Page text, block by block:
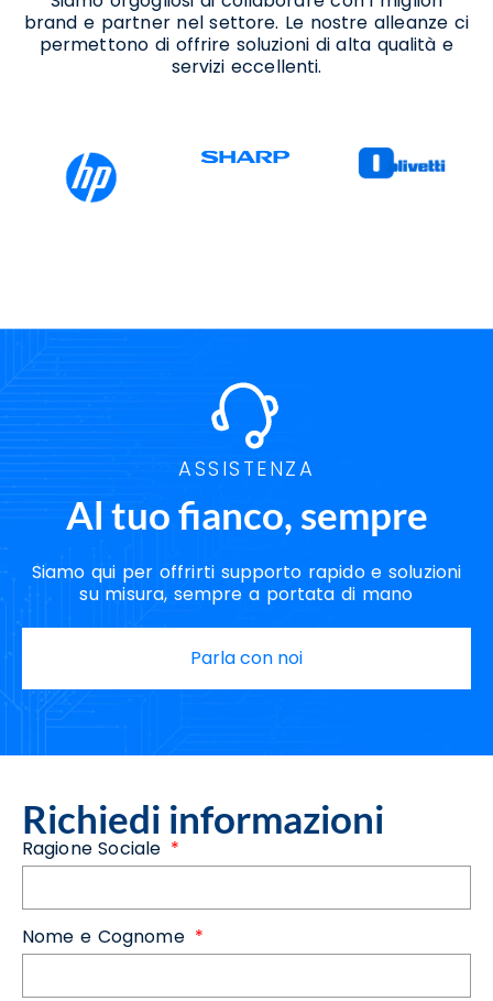
brand e partner nel settore. Le nostre alleanze ci
permettono di offrire soluzioni di alta qualità e
servizi eccellenti.
ASSISTENZA
Al tuo fianco, sempre
Siamo qui per offrirti supporto rapido e soluzioni
su misura, sempre a portata di mano
Parla con noi
Richiedi informazioni
Ragione Sociale
Nome e Cognome